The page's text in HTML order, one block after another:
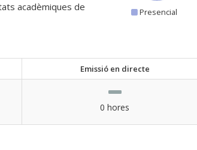
acadèmiques de
Presencial
Emissió en directe
0 hores